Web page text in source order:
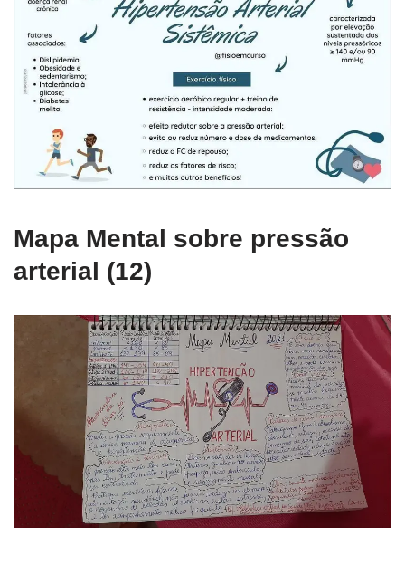
Mapa Mental sobre pressão
arterial (12)